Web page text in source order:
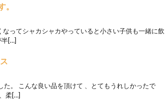
ってシャカシャカやっていると小さい子供も一緒に飲
半[…]
。 こんな良い品を頂けて 、とてもうれしかったで
柔[…]